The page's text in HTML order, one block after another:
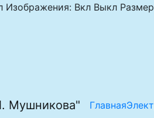
Изображения: Вкл Выкл
Мушникова" Главная